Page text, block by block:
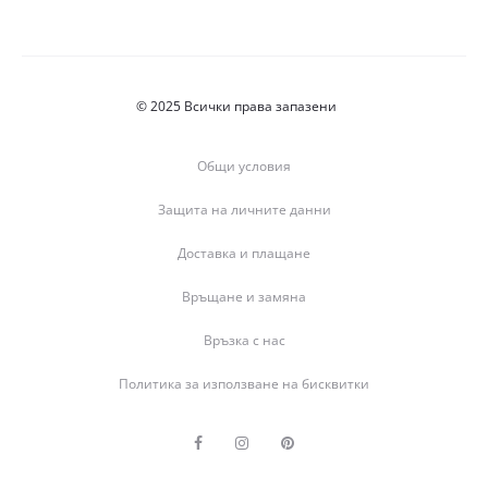
© 2025 Всички права запазени
Общи условия
Защита на личните данни
Доставка и плащане
Връщане и замяна
Връзка с нас
Политика за използване на бисквитки